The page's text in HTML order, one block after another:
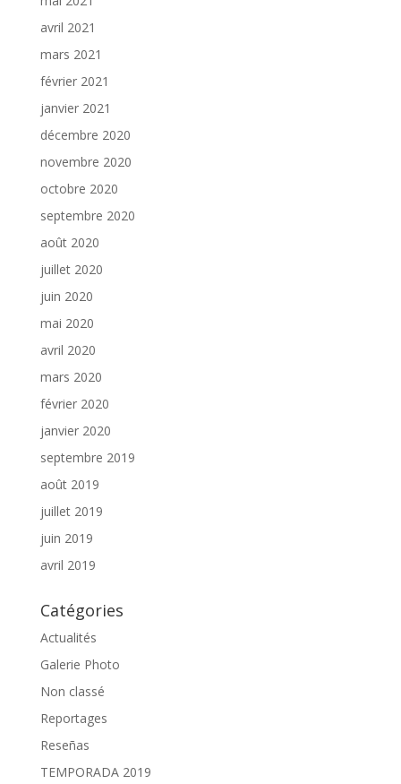
avril 2021
mars 2021
février 2021
janvier 2021
décembre 2020
novembre 2020
octobre 2020
septembre 2020
août 2020
juillet 2020
juin 2020
mai 2020
avril 2020
mars 2020
février 2020
janvier 2020
septembre 2019
août 2019
juillet 2019
juin 2019
avril 2019
Catégories
Actualités
Galerie Photo
Non classé
Reportages
Reseñas
TEMPORADA 2019